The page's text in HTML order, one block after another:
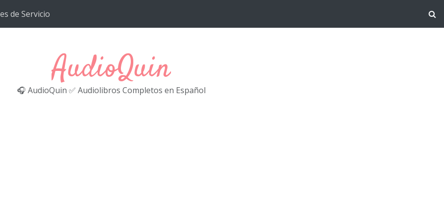
de Servicio
AudioQuin
🎧 AudioQuin ✅ Audiolibros Completos en Español